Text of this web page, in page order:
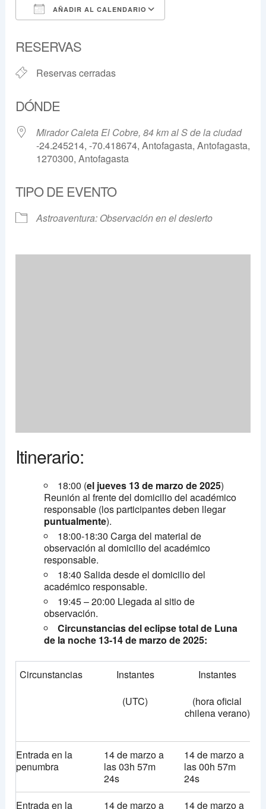
AÑADIR AL CALENDARIO
RESERVAS
Reservas cerradas
DÓNDE
Mirador Caleta El Cobre, 84 km al S de la ciudad
-24.245214, -70.418674, Antofagasta, Antofagasta,
1270300, Antofagasta
TIPO DE EVENTO
Astroaventura: Observación en el desierto
Itinerario:
18:00 (el jueves 13 de marzo de 2025)
Reunión al frente del domicilio del académico
responsable (los participantes deben llegar
puntualmente).
18:00-18:30 Carga del material de
observación al domicilio del académico
responsable.
18:40 Salida desde el domicilio del
académico responsable.
19:45 – 20:00 Llegada al sitio de
observación.
Circunstancias del eclipse total de Luna
de la noche 13-14 de marzo de 2025:
Circunstancias
Instantes
(UTC)
Instantes
(hora oficial
chilena verano)
Entrada en la
penumbra
14 de marzo a
las 03h 57m
24s
14 de marzo a
las 00h 57m
24s
Entrada en la
14 de marzo a 14 de marzo a